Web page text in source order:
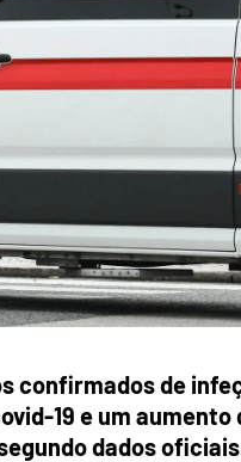
confirmados de
19 e um
dados